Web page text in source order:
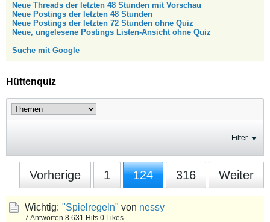
Neue Threads der letzten 48 Stunden mit Vorschau
Neue Postings der letzten 48 Stunden
Neue Postings der letzten 72 Stunden ohne Quiz
Neue, ungelesene Postings Listen-Ansicht ohne Quiz
Suche mit Google
Hüttenquiz
Filter
Vorherige 1 124 316 Weiter
Wichtig: "Spielregeln" von nessy
7 Antworten 8.631 Hits 0 Likes